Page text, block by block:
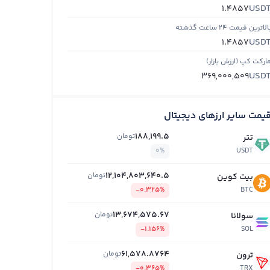
1.4857
قیمت ۲۴ ساعت گذشته
1.4857
مارکت کپ (ارزش بازار)
369,000,509
قیمت سایر ارزهای دیجیتال
تتر
USDT
188,199.5تومان
0%
بیت کوین
BTC
12,104,803,640.5تومان
-0.325%
سولانا
SOL
13,674,575.67تومان
-1.156%
ترون 61,578.8764تومان